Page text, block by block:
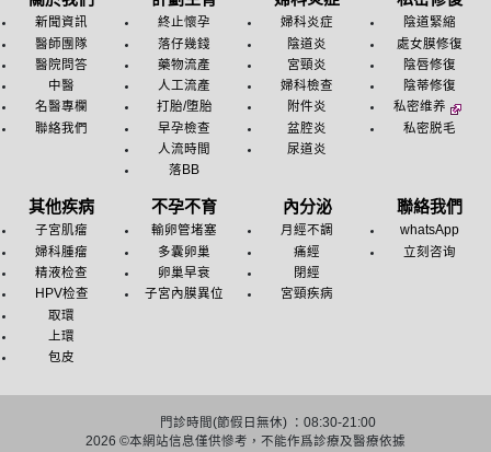
新聞資訊
醫師團隊
醫院問答
中醫
名醫專欄
聯絡我們
終止懷孕
落仔幾錢
藥物流產
人工流產
打胎/堕胎
早孕檢查
人流時間
落BB
婦科炎症
陰道炎
宮頸炎
婦科檢查
附件炎
盆腔炎
尿道炎
陰道緊縮
處女膜修復
陰唇修復
陰蒂修復
私密维养
私密脱毛
其他疾病
子宮肌瘤
婦科腫瘤
精液检查
HPV检查
取環
上環
包皮
不孕不育
輸卵管堵塞
多囊卵巢
卵巢早衰
子宮內膜異位
內分泌
月經不調
痛經
閉經
宮頸疾病
聯絡我們
whatsApp
立刻咨询
2026 ©
門診時間(節假日無休) ：08:30-21:00
本網站信息僅供慘考，不能作爲診療及醫療依據